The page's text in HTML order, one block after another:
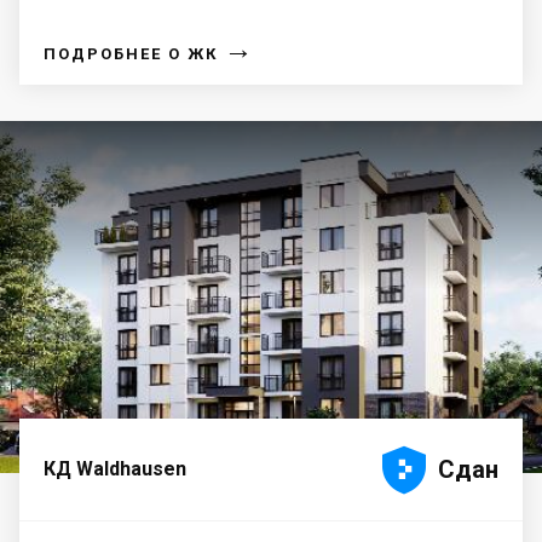
ПОДРОБНЕЕ О ЖК →
КД Waldhausen 



 Сдан